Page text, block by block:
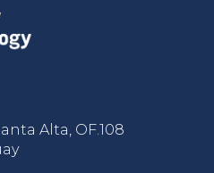
Alta, OF.108